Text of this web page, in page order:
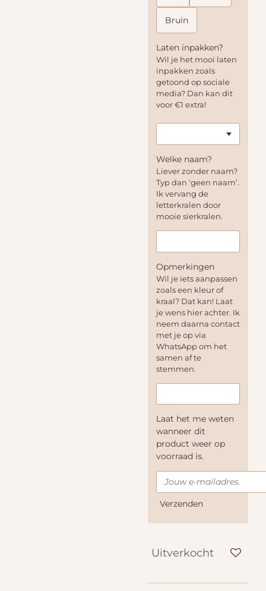
Bruin
Laten inpakken?
Wil je het mooi laten
inpakken zoals
getoond op sociale
media? Dan kan dit
voor €1 extra!
Welke naam?
Liever zonder naam?
Typ dan ‘geen naam’.
Ik vervang de
letterkralen door
mooie sierkralen.
Opmerkingen
Wil je iets aanpassen
zoals een kleur of
kraal? Dat kan! Laat
je wens hier achter. Ik
neem daarna contact
met je op via
WhatsApp om het
samen af te
stemmen.
Laat het me weten
wanneer dit
product weer op
voorraad is.
Verzenden
Uitverkocht